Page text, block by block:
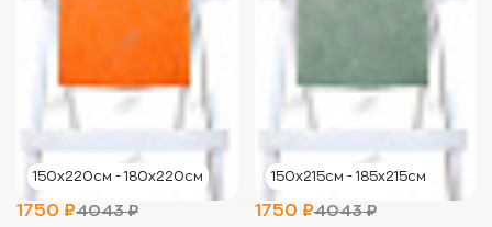
150х220см - 180х220см
1750 ₽4043 ₽
150х215см - 185х215см
1750 ₽4043 ₽